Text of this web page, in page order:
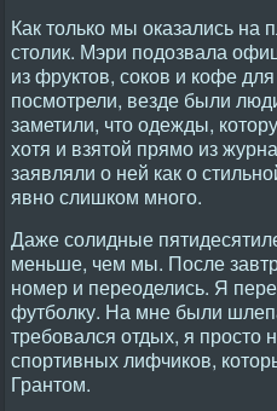
Как только мы оказались на
столик. Мэри подозвала
из фруктов, соков и кофе
посмотрели, везде были
заметили, что одежды,
хотя и взятой прямо из
заявляли о ней как о
явно слишком много.
Даже солидные
меньше, чем мы. После
номер и переоделись. Я
футболку. На мне были
требовался отдых, я просто
спортивных лифчиков,
Грантом.